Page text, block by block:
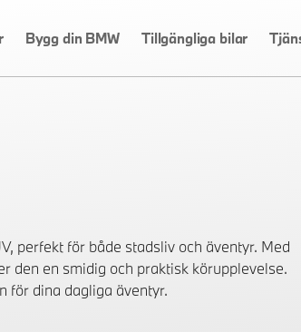
Bygg din BMW Tillgängliga bilar
perfekt för både stadsliv och äventyr. Med
den en smidig och praktisk körupplevelse.
för dina dagliga äventyr.